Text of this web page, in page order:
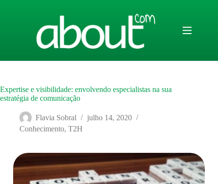
Expertise e visibilidade: envolvendo especialistas na sua
estratégia de comunicação
Flavia Sobral
julho 14, 2020
Conhecimento, T2H